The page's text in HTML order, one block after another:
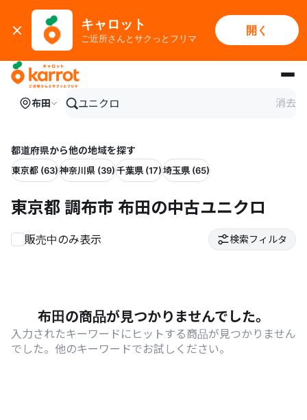
キャロット
ご近所さんとサクっとフリマ
開く
メインコンテンツにスキップ
布田 消去
都道府県から他の地域を探す
東京都 (63)神奈川県 (39)千葉県 (17)埼玉県 (65)
東京都 調布市 布田の中古ユニクロ
販売中のみ表示 検索フィルタ
布田の商品が見つかりませんでした。
入力されたキーワードにヒットする商品が見つかりません
でした。他のキーワードでお試しください。